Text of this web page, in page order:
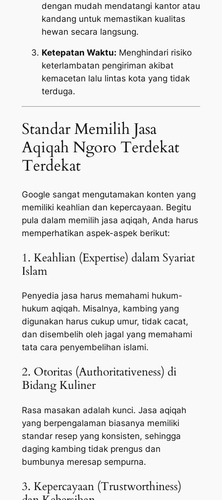
dengan mudah mendatangi kantor atau
kandang untuk memastikan kualitas
hewan secara langsung.
Ketepatan Waktu: Menghindari risiko
keterlambatan pengiriman akibat
kemacetan lalu lintas kota yang tidak
terduga.
Standar Memilih Jasa
Aqiqah Ngoro Terdekat
Terdekat
Google sangat mengutamakan konten yang
memiliki keahlian dan kepercayaan. Begitu
pula dalam memilih jasa aqiqah, Anda harus
memperhatikan aspek-aspek berikut:
1. Keahlian (Expertise) dalam Syariat
Islam
Penyedia jasa harus memahami hukum-
hukum aqiqah. Misalnya, kambing yang
digunakan harus cukup umur, tidak cacat,
dan disembelih oleh jagal yang memahami
tata cara penyembelihan islami.
2. Otoritas (Authoritativeness) di
Bidang Kuliner
Rasa masakan adalah kunci. Jasa aqiqah
yang berpengalaman biasanya memiliki
standar resep yang konsisten, sehingga
daging kambing tidak prengus dan
bumbunya meresap sempurna.
3. Kepercayaan (Trustworthiness)